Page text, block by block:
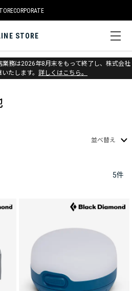
CORPORATE
STORE
務は2026年8月末をもって終了し、株式会社
たします。 詳しくはこちら。
> ランタン/その他
並べ替え
5件